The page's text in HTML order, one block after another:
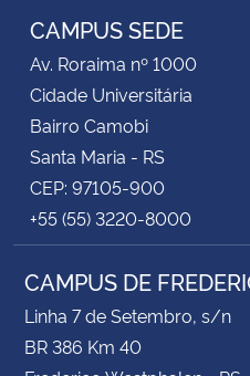
Gabinete de Segurança Institucional
Advocacia-Geral da União
CAMPUS SEDE
Av. Roraima nº 1000
Cidade Universitária
Bairro Camobi
Santa Maria - RS
CEP: 97105-900
+55 (55) 3220-8000
CAMPUS DE
Linha 7 de Setembro, s/n
BR 386 Km 40